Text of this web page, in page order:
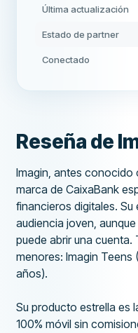
Última actualización
Estado de partner
Conectado
Reseña de
Imagin, antes conocido
marca de CaixaBank
financieros digitales. Su
audiencia joven,
puede abrir una
menores: Imagin Teens
años).
Su producto estrella es
100% móvil sin